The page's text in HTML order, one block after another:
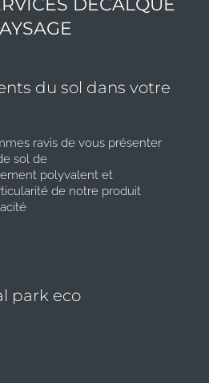
DECALQUE
du sol dans votre
ravis de vous présenter
sol de
polyvalent et
de notre produit
park eco